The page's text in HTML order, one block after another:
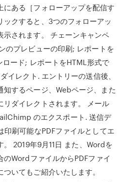
にある［フォローアップを配信す
ックすると、3つのフォローアッ
示されます。 チェーンキャンペ
のプレビューの印刷; レポートを
ロード; レポートをHTML形式で
イレクト. エントリーの送信後、
知するページ、Webページ、また
リダイレクトされます。 メール
のエクスポート. 送信デ
印刷可能なPDFファイルとしてエ
。 2019年9月11日 また、Wordを
のWordファイルからPDFファイ
いてもご紹介いたします。